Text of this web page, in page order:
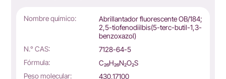
Nombre químico:
Abrillantador fluorescente OB/184;
2,5-tiofenodiilbis(5-terc-butil-1,3-
benzoxazol)
N.° CAS:
7128-64-5
Fórmula:
C₂₆H₂₆N₂O₂S
Peso molecular:
430,17100